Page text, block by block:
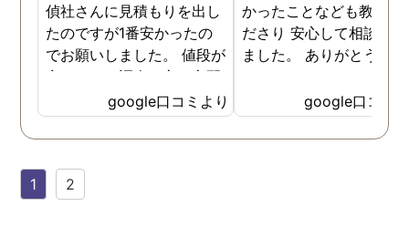
偵社さんに見積もりを出し
たのですが1番安かったの
でお願いしました。 値段が
安いので、調査の方が心配
でしたがしっかり浮気の証
拠を押さえて頂けました。
ありがとう御座いました。
探偵に頼む事のない人生を
google口コミより
かったことなども教えて
ださり 安心して相談が
ました。 ありがとうご
google口コミ
1 2